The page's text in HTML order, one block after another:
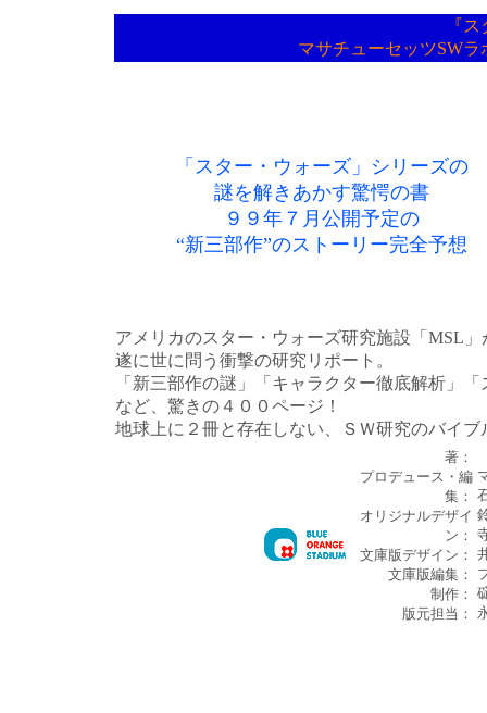
『
マサチューセッツSW
「スター・ウォーズ」シリーズの
謎を解きあかす驚愕の書
９９年７月公開予定の
“新三部作”のストーリー完全予想
アメリカのスター・ウォーズ研究施設「MSL」
遂に世に問う衝撃の研究リポート。
「新三部作の謎」「キャラクター徹底解析」
など、驚きの４００ページ！
地球上に２冊と存在しない、ＳＷ研究のバイブ
著：
プロデュース・編
集：
オリジナルデザイ
ン：
文庫版デザイン：
文庫版編集：
制作：
版元担当：